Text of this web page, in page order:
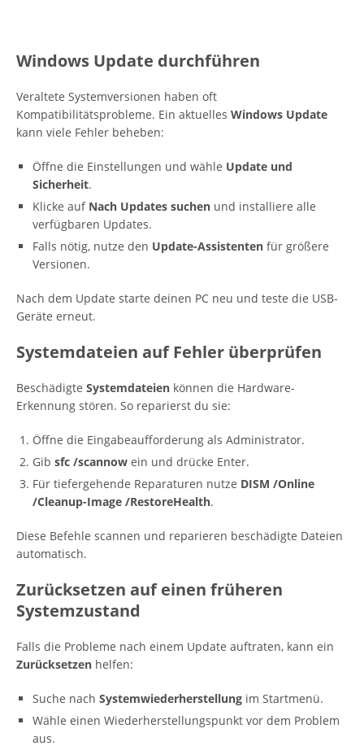
Windows Update durchführen
Veraltete Systemversionen haben oft
Kompatibilitätsprobleme. Ein aktuelles Windows Update
kann viele Fehler beheben:
Öffne die Einstellungen und wähle Update und
Sicherheit.
Klicke auf Nach Updates suchen und installiere alle
verfügbaren Updates.
Falls nötig, nutze den Update-Assistenten für größere
Versionen.
Nach dem Update starte deinen PC neu und teste die USB-
Geräte erneut.
Systemdateien auf Fehler überprüfen
Beschädigte Systemdateien können die Hardware-
Erkennung stören. So reparierst du sie:
Öffne die Eingabeaufforderung als Administrator.
Gib sfc /scannow ein und drücke Enter.
Für tiefergehende Reparaturen nutze DISM /Online
/Cleanup-Image /RestoreHealth.
Diese Befehle scannen und reparieren beschädigte Dateien
automatisch.
Zurücksetzen auf einen früheren
Systemzustand
Falls die Probleme nach einem Update auftraten, kann ein
Zurücksetzen helfen:
Suche nach Systemwiederherstellung im Startmenü.
Wähle einen Wiederherstellungspunkt vor dem Problem
aus.